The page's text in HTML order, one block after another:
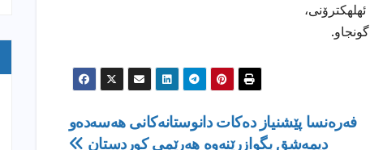
فەرەنسا پێشنیاز دەکات دانوستانەکانی هەسەدەو
دیمەشق بگوازرێنەوە هەرێمی کوردستان